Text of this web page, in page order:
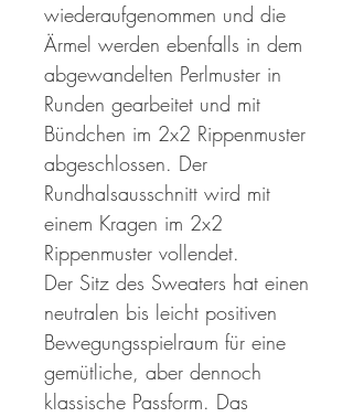
wiederaufgenommen und die
Ärmel werden ebenfalls in dem
abgewandelten Perlmuster in
Runden gearbeitet und mit
Bündchen im 2x2 Rippenmuster
abgeschlossen. Der
Rundhalsausschnitt wird mit
einem Kragen im 2x2
Rippenmuster vollendet.
Der Sitz des Sweaters hat einen
neutralen bis leicht positiven
Bewegungsspielraum für eine
gemütliche, aber dennoch
klassische Passform. Das